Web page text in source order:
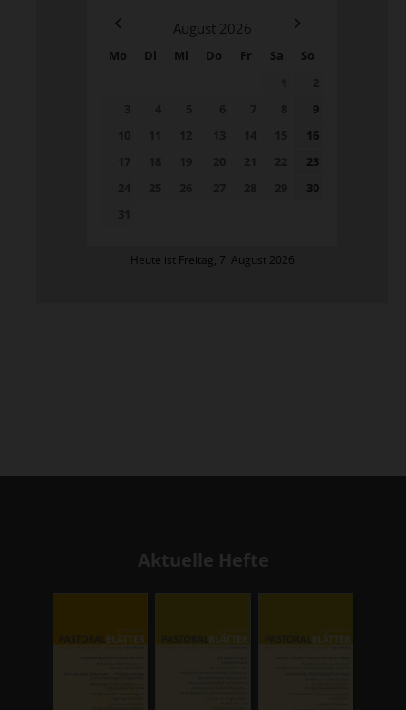
August 2026
Mo Di Mi Do Fr Sa
So
9
16
23
30
Heute ist Freitag, 7. August 2026
Aktuelle Hefte